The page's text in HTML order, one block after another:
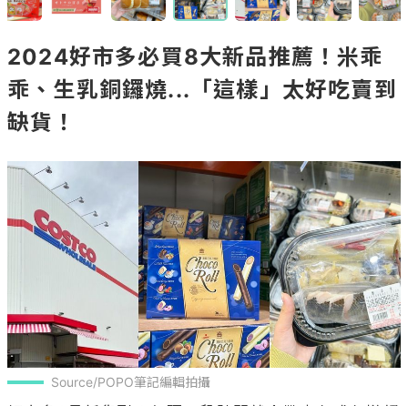
2024好市多必買8大新品推薦！米乖
乖、生乳銅鑼燒...「這樣」太好吃賣到
缺貨！
Source/POPO筆記編輯拍攝